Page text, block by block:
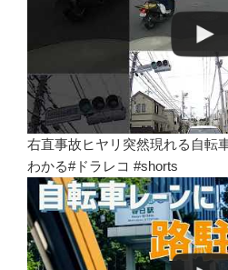
右直事故ヒヤリ突然現れる自転
わかる#ドラレコ #shorts